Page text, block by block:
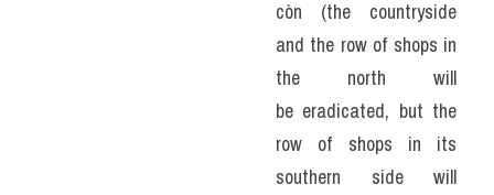
còn (the countryside
and the row of shops in
the north will
be eradicated, but the
row of shops in its
southern side will